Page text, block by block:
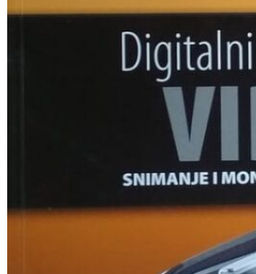
ETNOLOGIJA
FILOZOFIJA,
FOTOGRAFIJA
GLAZBENA UMJETNOST
KAZALIŠTE, FILM
OD KNJIŽEVNOST
KNJIŽEVNOST
LIKOVNA UMJETNOST
LJEKOVITO BILJE I
MITOLOGIJA
POVIJEST I
PRIRODNE ZNANOSTI
PSIHOLOGIJA,
ALTERNATIVA